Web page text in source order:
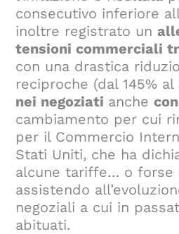
consecutivo inferiore
inoltre registrato un
tensioni commerciali
con una drastica
reciproche (dal 145% al
nei negoziati anche
cambiamento per cui
per il Commercio
Stati Uniti, che ha
alcune tariffe… o forse
assistendo
negoziali a cui in
abituati.